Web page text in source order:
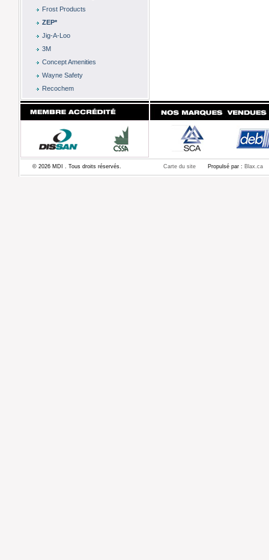
Frost Products
ZEP*
Jig-A-Loo
3M
Concept Amenities
Wayne Safety
Recochem
© 2026 MDI . Tous droits réservés. Carte du site Propulsé par : Blax.ca